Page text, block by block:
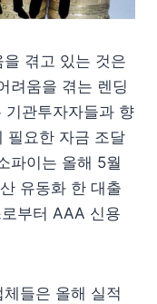
겪고 있는 것은
려움을 겪는 렌딩
기관투자자들과 향
필요한 자금 조달
파이는 올해 5월
유동화 한 대출
부터 AAA 신용
들은 올해 실적